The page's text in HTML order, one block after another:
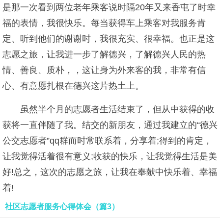
是那一次看到两位老年乘客说时隔20年又来香屯了时幸
福的表情，我很快乐。每当获得车上乘客对我服务肯
定、听到他们的谢谢时，我很充实、很幸福。也正是这
志愿之旅，让我进一步了解德兴，了解德兴人民的热
情、善良、质朴，，这让身为外来客的我，非常有信
心、有意愿扎根在德兴这片热土上。
虽然半个月的志愿者生活结束了，但从中获得的收
获将一直伴随了我。结交的新朋友，通过我建立的“德兴
公交志愿者”qq群而时常联系着，分享着;得到的肯定，
让我觉得活着很有意义;收获的快乐，让我觉得生活是美
好!总之，这次的志愿之旅，让我在奉献中快乐着、幸福
着!
社区志愿者服务心得体会（篇3）